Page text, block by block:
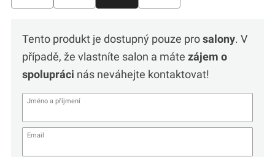
Tento produkt je dostupný pouze prosalony. V
případě, že vlastníte salon a máte zájem o
spolupráci nás neváhejte kontaktovat!